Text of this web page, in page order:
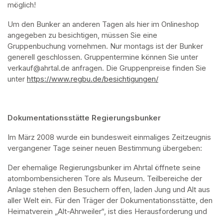
möglich!
Um den Bunker an anderen Tagen als hier im Onlineshop
angegeben zu besichtigen, müssen Sie eine
Gruppenbuchung vornehmen. Nur montags ist der Bunker
generell geschlossen. Gruppentermine können Sie unter
verkauf@ahrtal.de anfragen. Die Gruppenpreise finden Sie
unter https://www.regbu.de/besichtigungen/
Dokumentationsstätte Regierungsbunker
Im März 2008 wurde ein bundesweit einmaliges Zeitzeugnis
vergangener Tage seiner neuen Bestimmung übergeben:
Der ehemalige Regierungsbunker im Ahrtal öffnete seine
atombombensicheren Tore als Museum. Teilbereiche der
Anlage stehen den Besuchern offen, laden Jung und Alt aus
aller Welt ein. Für den Träger der Dokumentationsstätte, den
Heimatverein „Alt-Ahrweiler“, ist dies Herausforderung und